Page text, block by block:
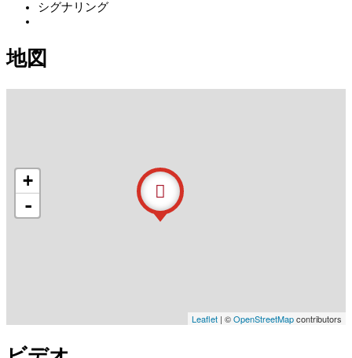
シグナリング
地図
+
-
Leaflet | ©OpenStreetMapcontributors